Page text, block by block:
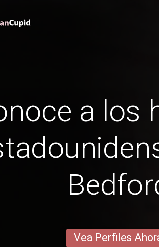
a los
Vea Perfiles